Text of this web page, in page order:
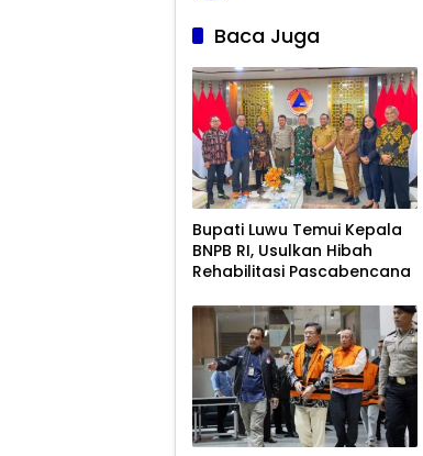
Baca Juga
Bupati Luwu Temui Kepala
BNPB RI, Usulkan Hibah
Rehabilitasi Pascabencana